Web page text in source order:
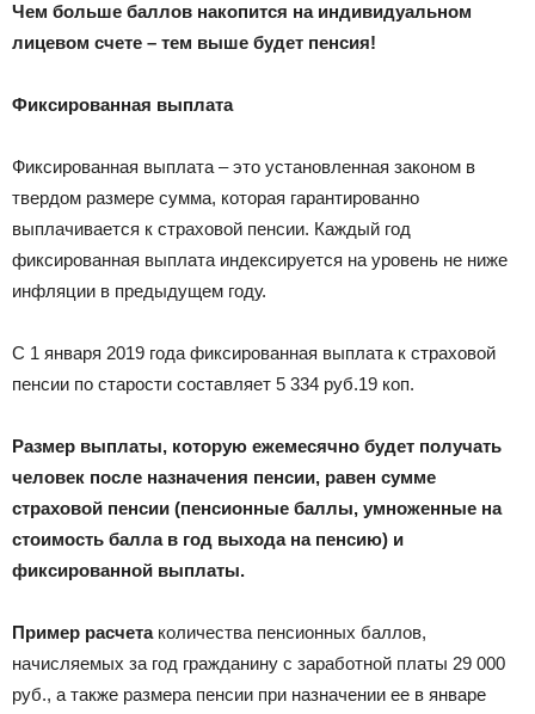
Чем больше баллов накопится на индивидуальном
лицевом счете – тем выше будет пенсия!
Фиксированная выплата
Фиксированная выплата – это установленная законом в
твердом размере сумма, которая гарантированно
выплачивается к страховой пенсии. Каждый год
фиксированная выплата индексируется на уровень не ниже
инфляции в предыдущем году.
С 1 января 2019 года фиксированная выплата к страховой
пенсии по старости составляет 5 334 руб.19 коп.
Размер выплаты, которую ежемесячно будет получать
человек после назначения пенсии, равен сумме
страховой пенсии (пенсионные баллы, умноженные на
стоимость балла в год выхода на пенсию) и
фиксированной выплаты.
Пример расчетаколичества пенсионных баллов,
начисляемых за год гражданину с заработной платы 29 000
руб., а также размера пенсии при назначении ее в январе